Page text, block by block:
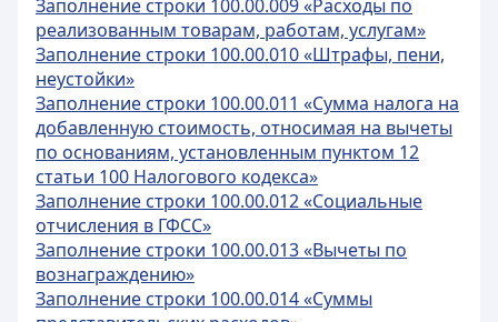
Заполнение строки 100.00.009 «Расходы по
реализованным товарам, работам, услугам»
Заполнение строки 100.00.010 «Штрафы, пени,
неустойки»
Заполнение строки 100.00.011 «Сумма налога на
добавленную стоимость, относимая на вычеты
по основаниям, установленным пунктом 12
статьи 100 Налогового кодекса»
Заполнение строки 100.00.012 «Социальные
отчисления в ГФСС»
Заполнение строки 100.00.013 «Вычеты по
вознаграждению»
Заполнение строки 100.00.014 «Суммы